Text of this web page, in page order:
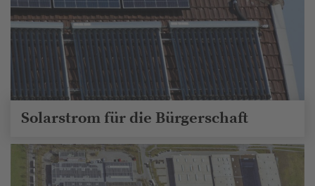
Solarstrom für die Bürgerschaft